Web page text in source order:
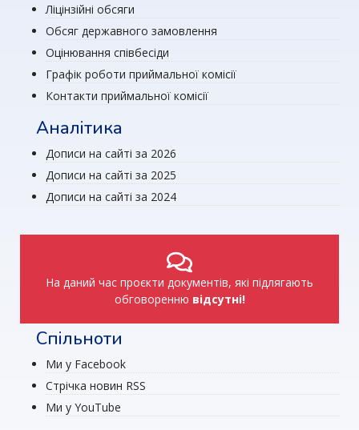
Ліцінзійні обсяги
Обсяг державного замовлення
Оцінювання співбесіди
Графік роботи приймальної комісії
Контакти приймальної комісії
Аналітика
Дописи на сайті за 2026
Дописи на сайті за 2025
Дописи на сайті за 2024
На даний час проєкти документів, які підлягають
обговоренню відсутні!
Спільноти
Ми у Facebook
Стрічка новин RSS
Ми у YouTube